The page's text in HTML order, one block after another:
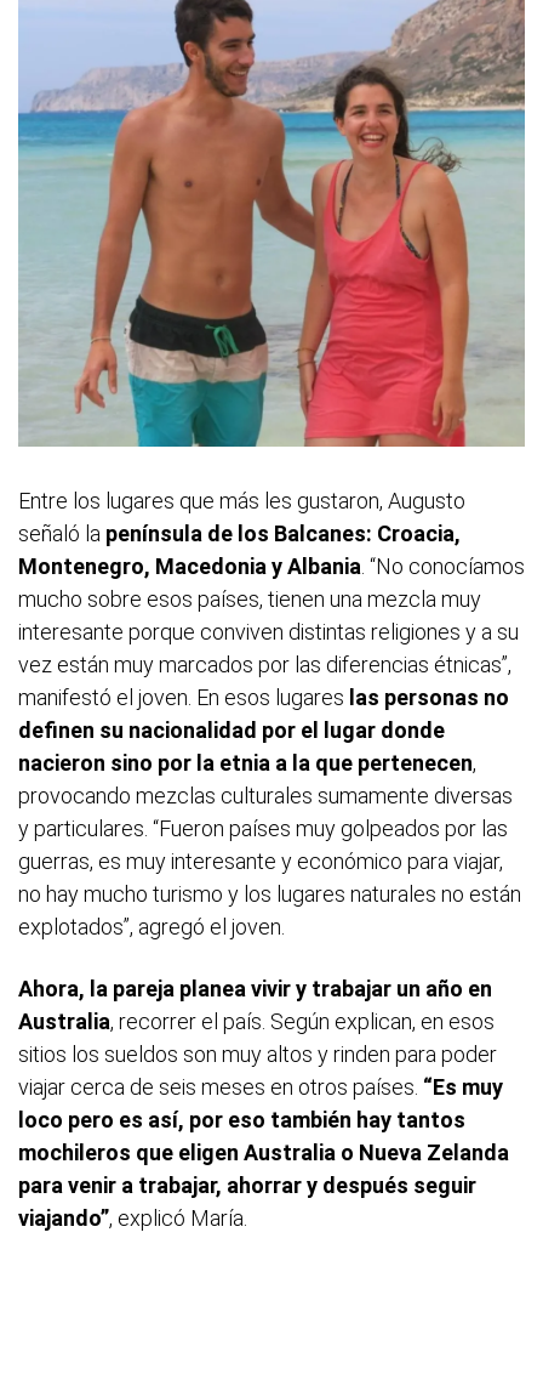
Entre los lugares que más les gustaron, Augusto
señaló la península de los Balcanes: Croacia,
Montenegro, Macedonia y Albania. “No conocíamos
mucho sobre esos países, tienen una mezcla muy
interesante porque conviven distintas religiones y a su
vez están muy marcados por las diferencias étnicas”,
manifestó el joven. En esos lugares las personas no
definen su nacionalidad por el lugar donde
nacieron sino por la etnia a la que pertenecen,
provocando mezclas culturales sumamente diversas
y particulares. “Fueron países muy golpeados por las
guerras, es muy interesante y económico para viajar,
no hay mucho turismo y los lugares naturales no están
explotados”, agregó el joven.
Ahora, la pareja planea vivir y trabajar un año en
Australia, recorrer el país. Según explican, en esos
sitios los sueldos son muy altos y rinden para poder
viajar cerca de seis meses en otros países. “Es muy
loco pero es así, por eso también hay tantos
mochileros que eligen Australia o Nueva Zelanda
para venir a trabajar, ahorrar y después seguir
viajando”, explicó María.